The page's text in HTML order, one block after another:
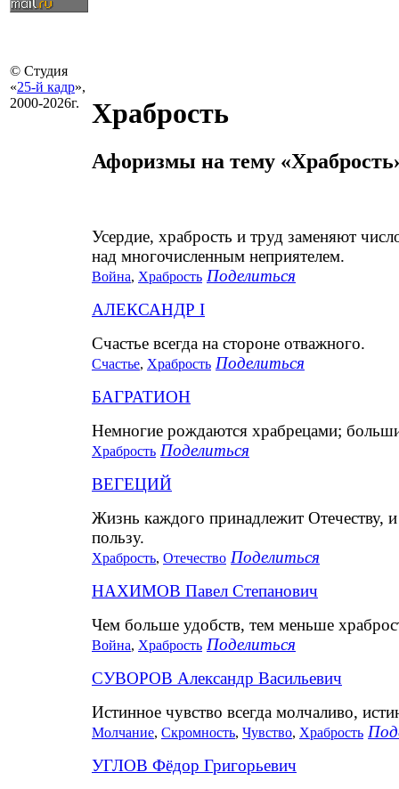
© Студия
«25-й кадр»,
2000-2026г.
Храбрость
Афоризмы на тему
Усердие, храбрость и труд заменяют
над многочисленным неприятелем.
Война, Храбрость Поделиться
АЛЕКСАНДР I
Счастье всегда на стороне отважного.
Счастье, Храбрость Поделиться
БАГРАТИОН
Немногие рождаются храбрецами;
Храбрость Поделиться
ВЕГЕЦИЙ
Жизнь каждого принадлежит Отечеству,
пользу.
Храбрость, Отечество Поделиться
НАХИМОВ Павел Степанович
Чем больше удобств, тем меньше
Война, Храбрость Поделиться
СУВОРОВ Александр Васильевич
Истинное чувство всегда молчаливо,
Молчание, Скромность, Чувство, Храбрость
УГЛОВ Фёдор Григорьевич